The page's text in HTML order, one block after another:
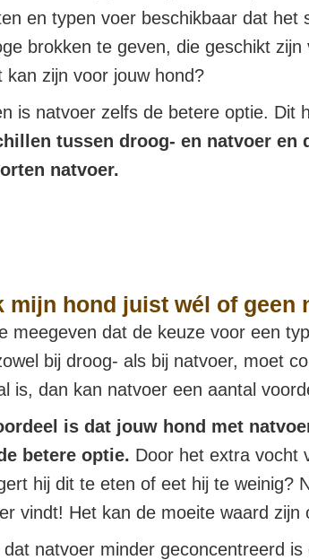
en typen voer beschikbaar dat
brokken te geven, die geschikt
kan zijn voor jouw hond?
is natvoer zelfs de betere optie.
tussen droog- en natvoer
natvoer.
mijn hond juist wél of geen
meegeven dat de keuze voor een
bij droog- als bij natvoer, moet
is, dan kan natvoer een aantal
is dat jouw hond met
betere optie. Door het extra vocht
hij dit te eten of eet hij te weinig?
vindt! Het kan de moeite waard zijn
natvoer minder geconcentreerd